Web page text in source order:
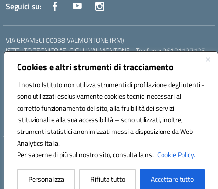
Cookies e altri strumenti di tracciamento
Il nostro Istituto non utilizza strumenti di profilazione degli utenti -
sono utilizzati esclusivamente cookies tecnici necessari al
corretto funzionamento del sito, alla fruibilità dei servizi
istituzionali e alla sua accessibilità – sono utilizzati, inoltre,
strumenti statistici anonimizzati messi a disposizione da Web
Analytics Italia.
Per saperne di più sul nostro sito, consulta la ns. Cookie Policy.
Personalizza Rifiuta tutto Accettare tutto
Seguici su:
VIA GRAMSCI 00038 VALMONTONE (RM)
ISTITUTO TECNICO "E. GIGLI" VALMONTONE - Telefono: 06121127125
06121126825
LICEO DELLE SCIENZE UMANE "P.L. NERVI" SEGNI - Telefono:
Mail: RMIS099002@istruzione.it - PEC: RMIS099002@pec.istruzione.it
Codice meccanografico: RMIS099002
Codice fiscale: 95036960581
Hosting & Powered by 3D Solution S.r.l.
Concept & Design by Designers Italia